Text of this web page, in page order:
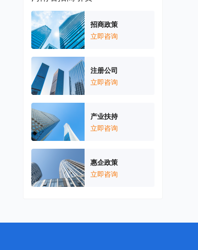
招商政策
立即咨询
注册公司
立即咨询
产业扶持
立即咨询
惠企政策
立即咨询